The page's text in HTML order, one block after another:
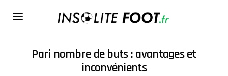
Pari nombre de buts : avantages et
inconvénients